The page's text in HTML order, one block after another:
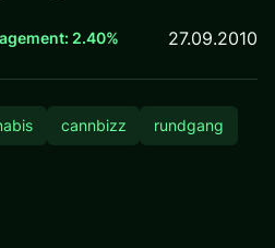
2.40% 27.09.2010
cannbizz rundgang